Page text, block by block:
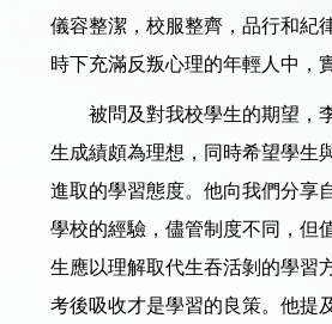
儀容整潔，校服整齊，品行和紀
時下充滿反叛心理的年輕人中，
被問及對我校學生的期望，
生成績頗為理想，同時希望學生
進取的學習態度。他向我們分享
學校的經驗，儘管制度不同，但
生應以理解取代生吞活剝的學習
考後吸收才是學習的良策。他提